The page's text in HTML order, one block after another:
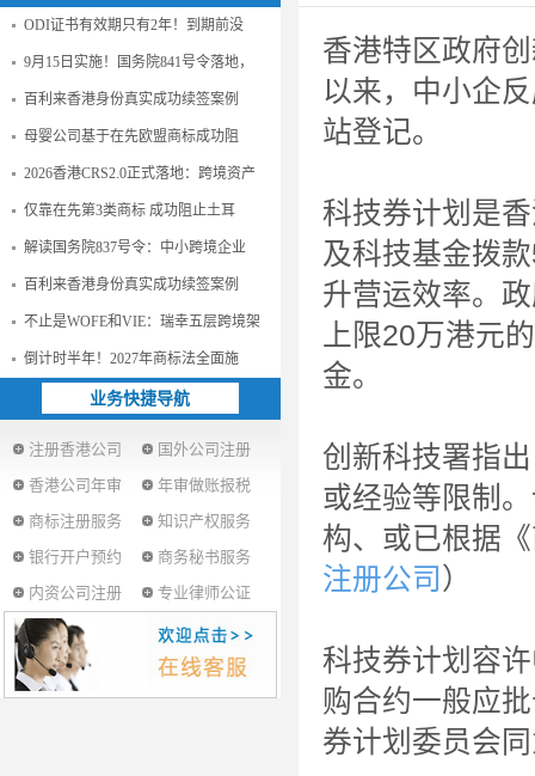
ODI证书有效期只有2年！到期前没
9月15日实施！国务院841号令落地，
百利来香港身份真实成功续签案例
母婴公司基于在先欧盟商标成功阻
2026香港CRS2.0正式落地：跨境资产
仅靠在先第3类商标 成功阻止土耳
解读国务院837号令：中小跨境企业
百利来香港身份真实成功续签案例
不止是WOFE和VIE：瑞幸五层跨境架
倒计时半年！2027年商标法全面施
业务快捷导航
注册香港公司
国外公司注册
香港公司年审
年审做账报税
商标注册服务
知识产权服务
银行开户预约
商务秘书服务
内资公司注册
专业律师公证
香港特区政府
以来，中小企
站登记。
科技券计划是
及科技基金拨
升营运效率。
上限20万港元
金。
创新科技署指
或经验等限制
构、或已根据
注册公司 ）
科技券计划容
购合约一般应
券计划委员会